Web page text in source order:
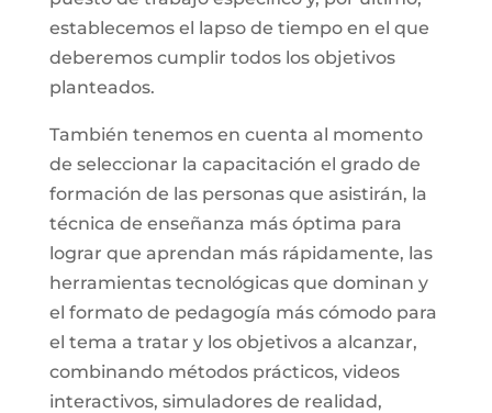
establecemos el lapso de tiempo en el que
deberemos cumplir todos los objetivos
planteados.
También tenemos en cuenta al momento
de seleccionar la capacitación el grado de
formación de las personas que asistirán, la
técnica de enseñanza más óptima para
lograr que aprendan más rápidamente, las
herramientas tecnológicas que dominan y
el formato de pedagogía más cómodo para
el tema a tratar y los objetivos a alcanzar,
combinando métodos prácticos, videos
interactivos, simuladores de realidad,